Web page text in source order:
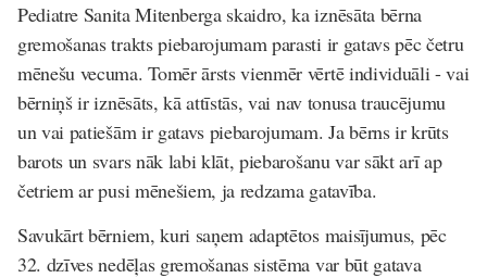
Pediatre Sanita Mitenbergaskaidro, ka iznēsāta bērna
gremošanas trakts piebarojumam parasti ir gatavs pēc četru
mēnešu vecuma. Tomēr ārsts vienmēr vērtē individuāli - vai
bērniņš ir iznēsāts, kā attīstās, vai nav tonusa traucējumu
un vai patiešām ir gatavs piebarojumam. Ja bērns ir krūts
barots un svars nāk labi klāt, piebarošanu var sākt arī ap
četriem ar pusi mēnešiem, ja redzama gatavība.
Savukārt bērniem, kuri saņem adaptētos maisījumus, pēc
32. dzīves nedēļas gremošanas sistēma var būt gatava